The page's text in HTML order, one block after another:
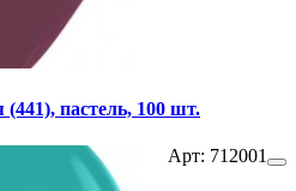
пастель, 100 шт.
Арт: 712001